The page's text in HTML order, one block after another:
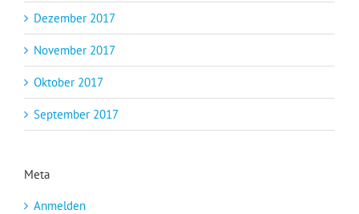
Dezember 2017
November 2017
Oktober 2017
September 2017
Meta
Anmelden